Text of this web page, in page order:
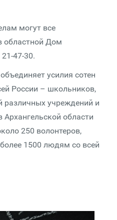
могут все
областной Дом
47-30.
усилия сотен
России – школьников,
различных учреждений и
Архангельской области
250 волонтеров,
1500 людям со всей